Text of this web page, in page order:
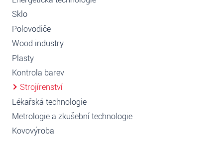
Sklo
Polovodiče
Wood industry
Plasty
Kontrola barev
Strojírenství
Lékařská technologie
Metrologie a zkušební technologie
Kovovýroba